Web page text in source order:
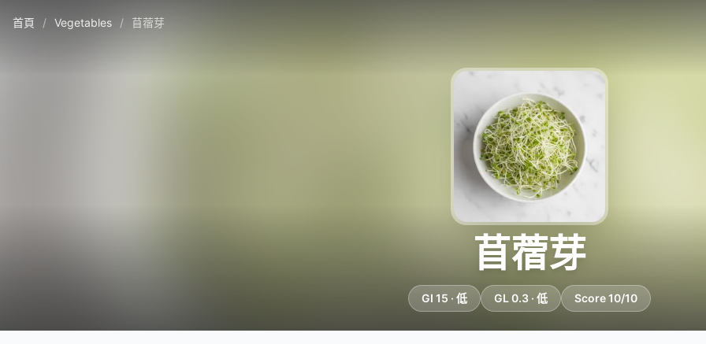
首頁 / Vegetables / 苜蓿芽
苜蓿芽
GI 15 · 低 GL 0.3 · 低 Score 10/10